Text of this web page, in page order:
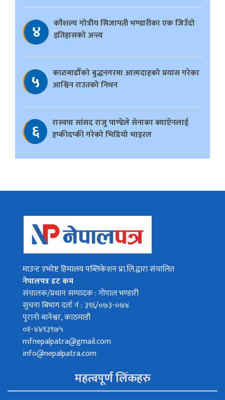
४
काैशल्य गोत्रीय सिजापती भण्डारीका एक जिउँदो
इतिहासको अन्त्य
५
काठमाडौँको बुद्धनगरमा आत्मदाहको प्रयास गरेका
आश्विन राउतको निधन
६
रास्वपा सांसद राजु पाण्डेले सेनाका क्याप्टेनलाई
हप्कीदप्की गरेको भिडियो भाइरल
माउन्ट एभरेष्ट हिमालय पब्लिकेशन प्रा.लि.द्वारा संचालित
नेपालपत्र डट कम
संचालक/प्रधान सम्पादक : गोपाल भण्डारी
सुचना बिभाग दर्ता नं : ३९६/०७३-०७४
पुरानो बानेश्वर, काठमाडौं
०१-४४९३९७५
mfnepalpatra@gmail.com
info@nepalpatra.com
महत्वपूर्ण लिंकहरु